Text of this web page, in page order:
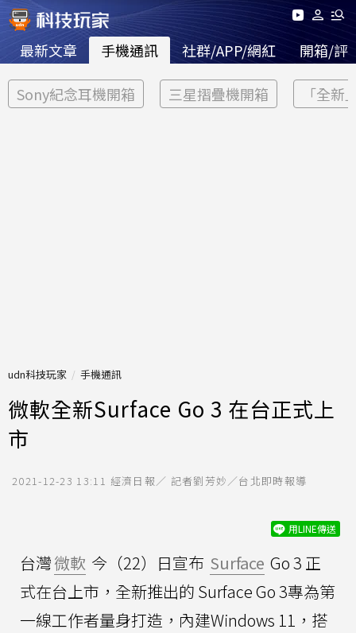
最新文章 手機通訊 社群/APP/網紅 開箱/評
Sony紀念耳機開箱 三星摺疊機開箱 「全新
udn科技玩家 手機通訊
微軟全新Surface Go 3 在台正式上
市
2021-12-23 13:11 經濟日報／ 記者劉芳妙／台北即時報導
用LINE傳送
台灣微軟 今（22）日宣布 Surface Go 3 正
式在台上市，全新推出的 Surface Go 3專為第
一線工作者量身打造，內建Windows 11，搭